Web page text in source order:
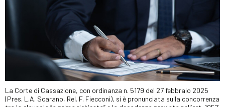
La Corte di Cassazione, con ordinanza n. 5179 del 27 febbraio 2025
(Pres. L.A. Scarano, Rel. F. Fiecconi), si è pronunciata sulla concorrenza